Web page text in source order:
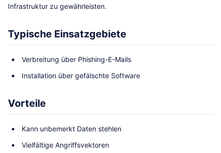
Infrastruktur zu gewährleisten.
Typische Einsatzgebiete
Verbreitung über Phishing-E-Mails
Installation über gefälschte Software
Vorteile
Kann unbemerkt Daten stehlen
Vielfältige Angriffsvektoren